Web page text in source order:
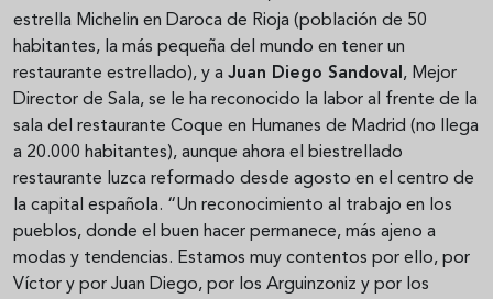
estrella Michelin en Daroca de Rioja (población de 50
habitantes, la más pequeña del mundo en tener un
restaurante estrellado), y a Juan Diego Sandoval , Mejor
Director de Sala, se le ha reconocido la labor al frente de la
sala del restaurante Coque en Humanes de Madrid (no llega
a 20.000 habitantes), aunque ahora el biestrellado
restaurante luzca reformado desde agosto en el centro de
la capital española. “Un reconocimiento al trabajo en los
pueblos, donde el buen hacer permanece, más ajeno a
modas y tendencias. Estamos muy contentos por ello, por
Víctor y por Juan Diego, por los Arguinzoniz y por los